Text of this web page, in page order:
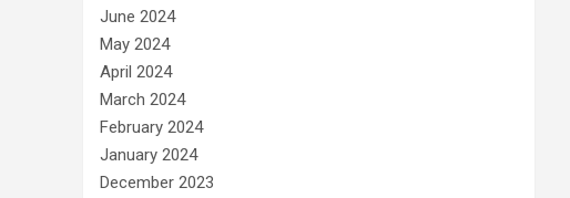
June 2024
May 2024
April 2024
March 2024
February 2024
January 2024
December 2023